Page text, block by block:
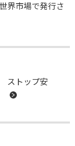
界市場で発行さ
ストップ安